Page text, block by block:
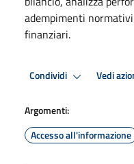
adempimenti
finanziari.
Condividi Vedi
Argomenti:
Accesso all'informazione